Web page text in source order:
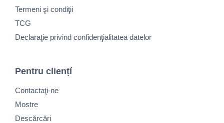
Termeni şi condiţii
TCG
Declaraţie privind confidenţialitatea datelor
Pentru cliențí
Contactaţi-ne
Mostre
Descărcări